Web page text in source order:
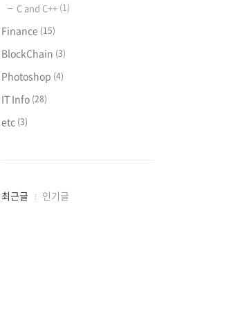
C and C++ (1)
Finance (15)
BlockChain (3)
Photoshop (4)
IT Info (28)
etc (3)
최
최근글 인기글